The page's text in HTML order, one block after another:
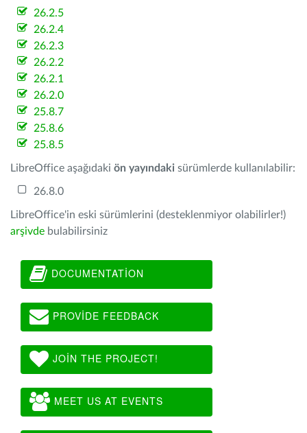
26.2.5
26.2.4
26.2.3
26.2.2
26.2.1
26.2.0
25.8.7
25.8.6
25.8.5
LibreOffice aşağıdaki ön yayındaki sürümlerde kullanılabilir:
26.8.0
LibreOffice'in eski sürümlerini (desteklenmiyor olabilirler!)
arşivde bulabilirsiniz
DOCUMENTATION
PROVIDE FEEDBACK
JOIN THE PROJECT!
MEET US AT EVENTS